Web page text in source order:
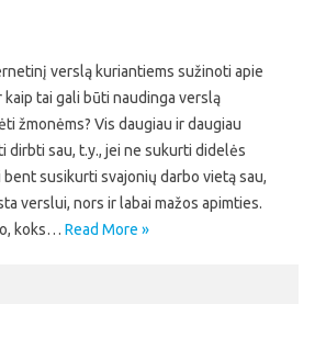
verslą kuriantiems sužinoti apie
kaip tai gali būti naudinga verslą
žmonėms? Vis daugiau ir daugiau
dirbti sau, t.y., jei ne sukurti didelės
susikurti svajonių darbo vietą sau,
verslui, nors ir labai mažos apimties.
koks… Read More »